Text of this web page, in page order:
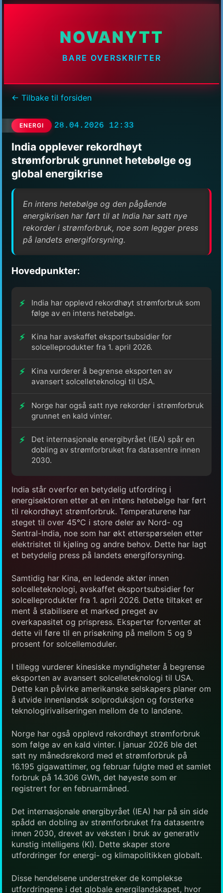
NOVANYTT
BARE OVERSKRIFTER
← Tilbake til forsiden
ENERGI 28.04.2026 12:33
India opplever rekordhøyt
strømforbruk grunnet hetebølge og
global energikrise
En intens hetebølge og den pågående
energikrisen har ført til at India har satt nye
rekorder i strømforbruk, noe som legger press
på landets energiforsyning.
Hovedpunkter:
India har opplevd rekordhøyt strømforbruk som
følge av en intens hetebølge.
Kina har avskaffet eksportsubsidier for
solcelleprodukter fra 1. april 2026.
Kina vurderer å begrense eksporten av
avansert solcelleteknologi til USA.
Norge har også satt nye rekorder i strømforbruk
grunnet en kald vinter.
Det internasjonale energibyrået (IEA) spår en
dobling av strømforbruket fra datasentre innen
2030.
India står overfor en betydelig utfordring i
energisektoren etter at en intens hetebølge har ført
til rekordhøyt strømforbruk. Temperaturene har
steget til over 45°C i store deler av Nord- og
Sentral-India, noe som har økt etterspørselen etter
elektrisitet til kjøling og andre behov. Dette har lagt
et betydelig press på landets energiforsyning.
Samtidig har Kina, en ledende aktør innen
solcelleteknologi, avskaffet eksportsubsidier for
solcelleprodukter fra 1. april 2026. Dette tiltaket er
ment å stabilisere et marked preget av
overkapasitet og prispress. Eksperter forventer at
dette vil føre til en prisøkning på mellom 5 og 9
prosent for solcellemoduler.
I tillegg vurderer kinesiske myndigheter å begrense
eksporten av avansert solcelleteknologi til USA.
Dette kan påvirke amerikanske selskapers planer om
å utvide innenlandsk solproduksjon og forsterke
teknologirivaliseringen mellom de to landene.
Norge har også opplevd rekordhøyt strømforbruk
som følge av en kald vinter. I januar 2026 ble det
satt ny månedsrekord med et strømforbruk på
16.195 gigawattimer, og februar fulgte med et samlet
forbruk på 14.306 GWh, det høyeste som er
registrert for en februarmåned.
Det internasjonale energibyrået (IEA) har på sin side
spådd en dobling av strømforbruket fra datasentre
innen 2030, drevet av veksten i bruk av generativ
kunstig intelligens (KI). Dette skaper store
utfordringer for energi- og klimapolitikken globalt.
Disse hendelsene understreker de komplekse
utfordringene i det globale energilandskapet, hvor